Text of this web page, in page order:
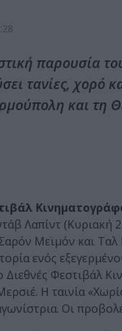
παρουσία
τανίες, χορό
και τη
Λαπίντ (Κυριακή
Μεϊμόν και Ταλ
ενός
Φεστιβάλ
Η ταινία
Οι